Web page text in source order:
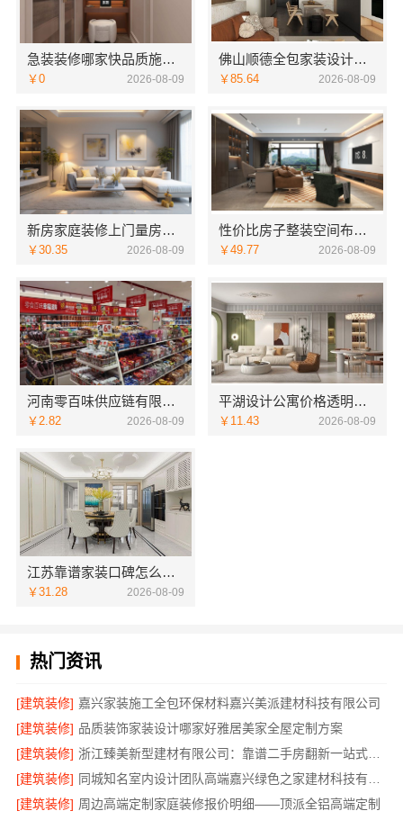
急装装修哪家快品质施工，同城快装（湖北）科技有限公司省心靠谱
￥0 2026-08-09
佛山顺德全包家装设计，雅居美家一站式服务从设计到落地
￥85.64 2026-08-09
新房家庭装修上门量房整体落地，福建尚艺空间新材料科技
￥30.35 2026-08-09
性价比房子整装空间布局上门服务—浙江乐享新材料有限公司
￥49.77 2026-08-09
河南零百味供应链有限公司低成本量贩零食全域盈利
￥2.82 2026-08-09
平湖设计公寓价格透明吗？嘉兴家美建材科技为您规划
￥11.43 2026-08-09
江苏靠谱家装口碑怎么样，常州宜居佳装饰值得信赖
￥31.28 2026-08-09
热门资讯
[建筑装修] 嘉兴家装施工全包环保材料嘉兴美派建材科技有限公司
[建筑装修] 品质装饰家装设计哪家好雅居美家全屋定制方案
[建筑装修]
浙江臻美新型建材有限公司：靠谱二手房翻新一站式急装
[建筑装修]
[建筑装修] 周边高端定制家庭装修报价明细——顶派全铝高端定制